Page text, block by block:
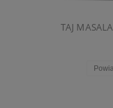
TAJ